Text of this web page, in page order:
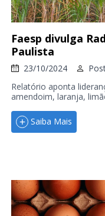
Faesp divulga
Paulista
23/10/2024
Relatório aponta
amendoim, laranja,
Saiba Mais